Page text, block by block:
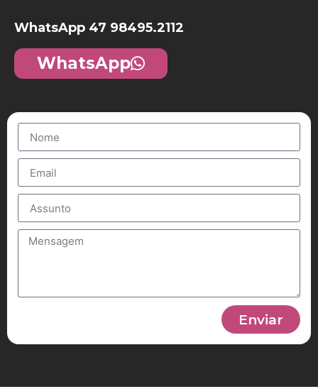
WhatsApp 47 98495.2112
WhatsApp
Enviar